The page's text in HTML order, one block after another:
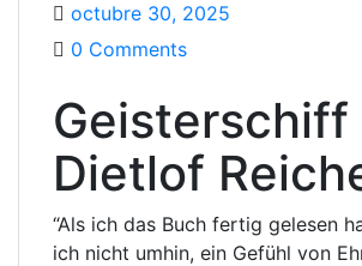
octubre 30, 2025
0 Comments
Geisterschiff
Dietlof
“Als ich das Buch fertig gelesen
ich nicht umhin, ein Gefühl von